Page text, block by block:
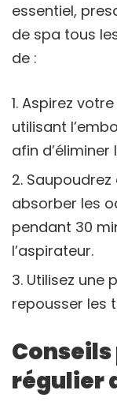
essentiel,
de spa tous
de :
Aspirez
utilisant
afin
absorber les
pendant 30
l’aspirateur.
Utilisez une
repousser les
régulier